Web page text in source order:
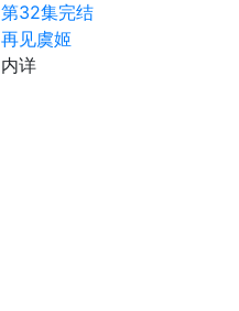
第32集完结
再见虞姬
内详